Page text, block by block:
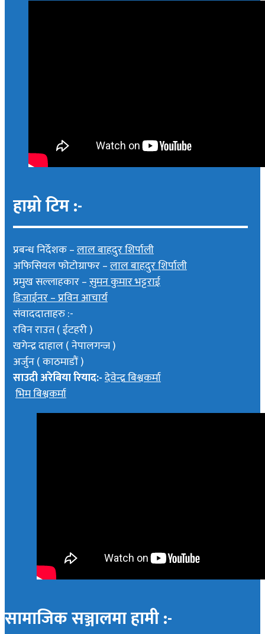
हाम्रो टिम :-
प्रबन्ध निर्देशक –लाल बाहदुर शिर्पाली
अफिसियल फोटोग्राफर –लाल बाहदुर शिर्पाली
प्रमुख सल्लाहकार –सुमन कुमार भट्टराई
डिजाईनर – प्रविन आचार्य
संवाददाताहरु :-
रविन राउत ( ईटहरी )
खगेन्द्र दाहाल ( नेपालगन्ज )
अर्जुन ( काठमाडौं )
साउदी अरेबिया रियाद:-देवेन्द्र बिश्वकर्मा
भिम बिश्वकर्मा
सामाजिक सञ्जालमा हामी :-